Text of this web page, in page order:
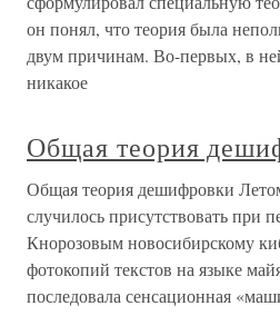
он понял, что теория была
двум причинам. Во-первых, в
никакое
Общая теория
Общая теория дешифровки
случилось присутствовать при
Кнорозовым новосибирскому
фотокопий текстов на языке
последовала сенсационная